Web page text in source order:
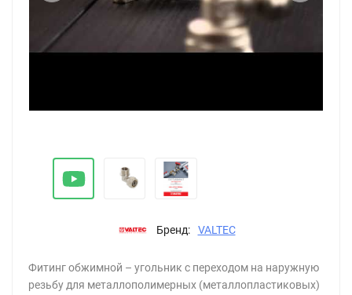
Бренд: VALTEC
Фитинг обжимной – угольник с переходом на наружную
резьбу для металлополимерных (металлопластиковых)